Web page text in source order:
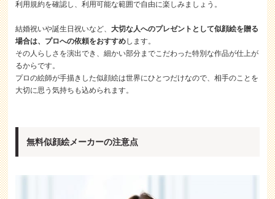
利用規約を確認し、利用可能な範囲で自由に楽しみましょう。
結婚祝いや誕生日祝いなど、大切な人へのプレゼントとして似顔絵を贈る
場合は、プロへの依頼をおすすめします。
その人らしさを演出でき、細かい部分までこだわった特別な作品が仕上が
るからです。
プロの絵師が手描きした似顔絵は世界にひとつだけなので、相手のことを
大切に思う気持ちも込められます。
無料似顔絵メーカーの注意点